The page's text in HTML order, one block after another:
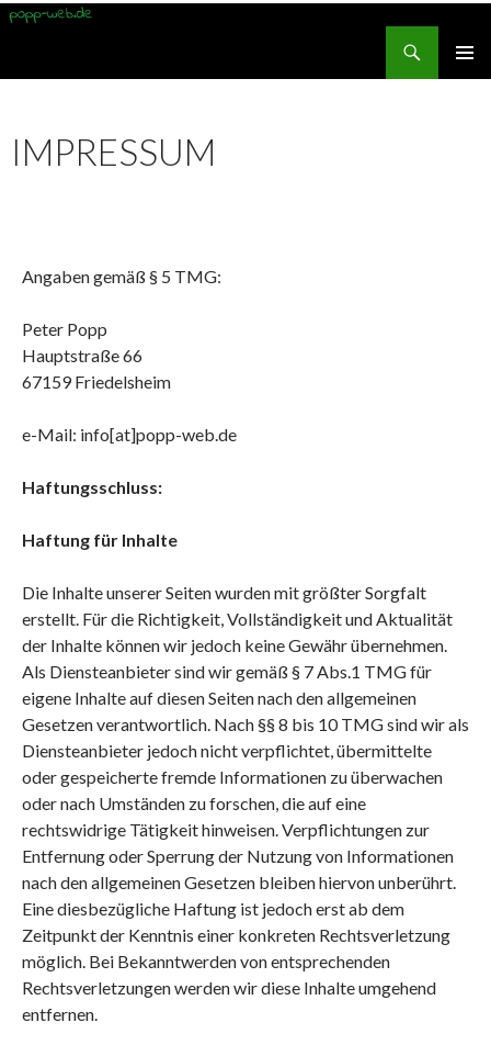
IMPRESSUM
Angaben gemäß § 5 TMG:
Peter Popp
Hauptstraße 66
67159 Friedelsheim
e-Mail: info[at]popp-web.de
Haftungsschluss:
Haftung für Inhalte
Die Inhalte unserer Seiten wurden mit größter Sorgfalt
erstellt. Für die Richtigkeit, Vollständigkeit und Aktualität
der Inhalte können wir jedoch keine Gewähr übernehmen.
Als Diensteanbieter sind wir gemäß § 7 Abs.1 TMG für
eigene Inhalte auf diesen Seiten nach den allgemeinen
Gesetzen verantwortlich. Nach §§ 8 bis 10 TMG sind wir als
Diensteanbieter jedoch nicht verpflichtet, übermittelte
oder gespeicherte fremde Informationen zu überwachen
oder nach Umständen zu forschen, die auf eine
rechtswidrige Tätigkeit hinweisen. Verpflichtungen zur
Entfernung oder Sperrung der Nutzung von Informationen
nach den allgemeinen Gesetzen bleiben hiervon unberührt.
Eine diesbezügliche Haftung ist jedoch erst ab dem
Zeitpunkt der Kenntnis einer konkreten Rechtsverletzung
möglich. Bei Bekanntwerden von entsprechenden
Rechtsverletzungen werden wir diese Inhalte umgehend
entfernen.